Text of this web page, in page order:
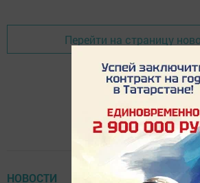
Перейти на страницу
НОВОСТИ